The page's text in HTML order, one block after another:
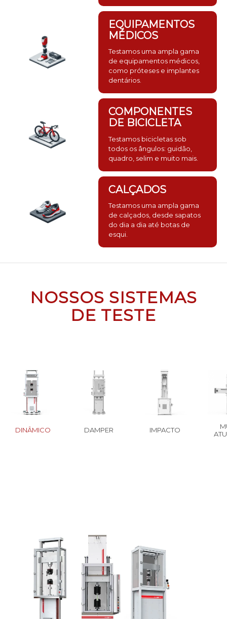
EQUIPAMENTOS
MÉDICOS
Testamos uma ampla gama
de equipamentos médicos,
como próteses e implantes
dentários.
COMPONENTES
DE BICICLETA
Testamos bicicletas sob
todos os ângulos: guidão,
quadro, selim e muito mais.
CALÇADOS
Testamos uma ampla gama
de calçados, desde sapatos
do dia a dia até botas de
esqui.
NOSSOS SISTEMAS
DE TESTE
DINÂMICO DAMPER IMPACTO